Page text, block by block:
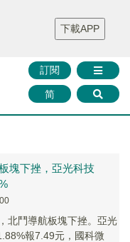
財華證券 媒體矩陣
智庫沙龍
聯絡我們
訂閱
简
下載APP
塊下挫，亞光科技
北鬥導航板塊下挫。亞光
報7.49元，國科微